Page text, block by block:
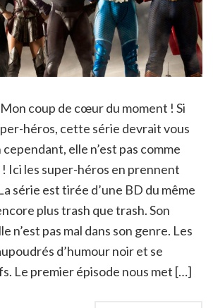
coup de cœur du moment ! Si
héros, cette série devrait vous
elle n’est pas comme
Ici les super-héros en prennent
série est tirée d’une BD du même
plus trash que trash. Son
n’est pas mal dans son genre. Les
d’humour noir et se
Le premier épisode nous met […]